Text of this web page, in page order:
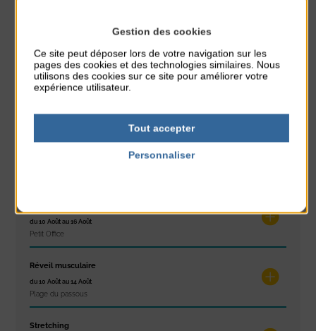
À noter aussi
Glisse & Environnement
Place du Général de Gaulle
Concert
du 10 Août au 16 Août
Petit Office
Réveil musculaire
du 10 Août au 14 Août
Plage du passous
Stretching
Gestion des cookies
Ce site peut déposer lors de votre navigation sur les
pages des cookies et des technologies similaires. Nous
utilisons des cookies sur ce site pour améliorer votre
expérience utilisateur.
Tout accepter
Personnaliser